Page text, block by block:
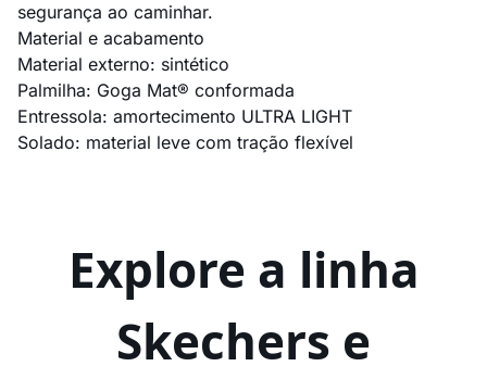
segurança ao caminhar.
Material e acabamento
Material externo: sintético
Palmilha: Goga Mat® conformada
Entressola: amortecimento ULTRA LIGHT
Solado: material leve com tração flexível
Explore a linha
Skechers e